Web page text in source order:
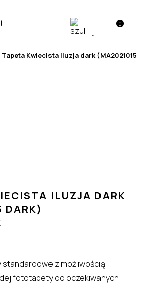
0
Tapeta Kwiecista iluzja dark (MA2021015
ILUZJA DARK
DARK)
standardowe z możliwością
fototapety do oczekiwanych